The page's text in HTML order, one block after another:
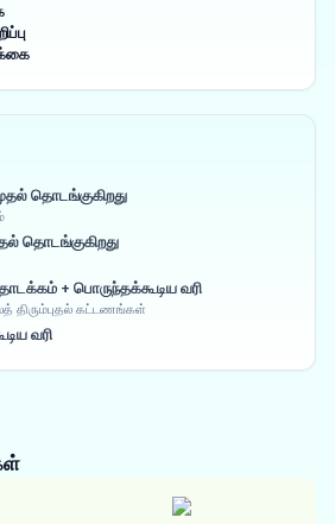
தொடங்குகிறது
தொடங்குகிறது
+ பொருந்தக்கூடிய வரி
திரும்புதல் கட்டணங்கள்
வரி